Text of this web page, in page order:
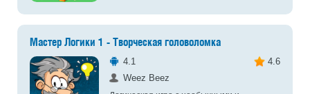
Мастер Логики 1 - Творческая головоломка
4.1
4.6
Weez Beez